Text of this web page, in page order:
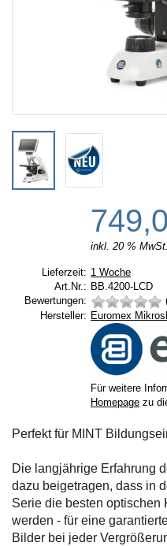
inkl. 20 %
Lieferzeit: Lieferzeit:
1 Woche
Art.Nr.: BB.4200-LCD
Bewertungen:
Hersteller: Hersteller:
Euromex
Für weitere
Homepage zu
Perfekt für MINT
Die langjährige Erfahrung
dazu beigetragen, dass in
Serie die besten optischen
werden - für eine
Bilder bei jeder